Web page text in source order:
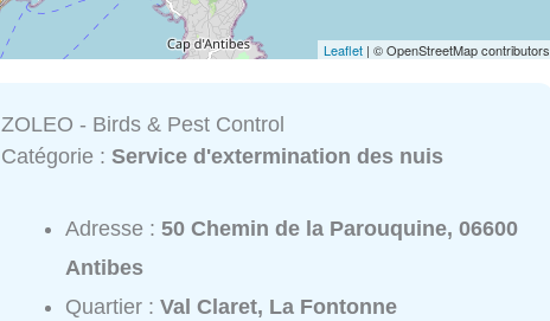
Leaflet | © OpenStreetMap contributors
ZOLEO - Birds & Pest Control
Catégorie :Service d'extermination des nuis
Adresse :50 Chemin de la Parouquine, 06600
Antibes
Quartier :Val Claret, La Fontonne